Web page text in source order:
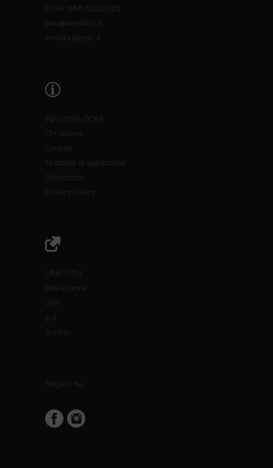
P.IVA: 08679420581
avio@aviolibri.it
aviolibri@pec.it
INFORMAZIONI
Chi Siamo
Contatti
Modalità di spedizione
Distributori
Privacy Policy
LINK UTILI
IBN Editore
ulm
jp4
Scrivici
Seguici su: